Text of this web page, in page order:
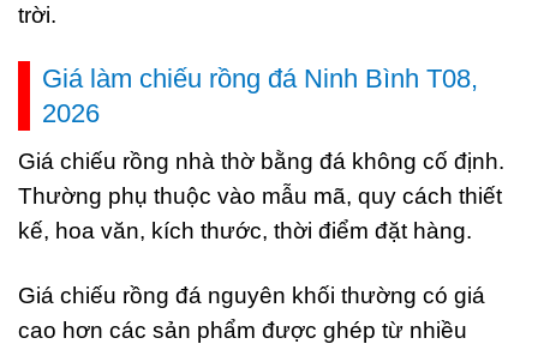
trời.
Giá làm chiếu rồng đá Ninh Bình T08,
2026
Giá chiếu rồng nhà thờ bằng đá không cố định.
Thường phụ thuộc vào mẫu mã, quy cách thiết
kế, hoa văn, kích thước, thời điểm đặt hàng.
Giá chiếu rồng đá nguyên khối thường có giá
cao hơn các sản phẩm được ghép từ nhiều